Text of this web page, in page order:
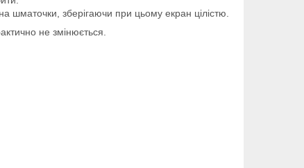
шматочки, зберігаючи при цьому екран цілістю.
не змінюється.